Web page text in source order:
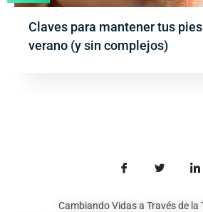
Claves para mantener tus
verano (y sin complejos)
Cambiando Vidas a Través de la